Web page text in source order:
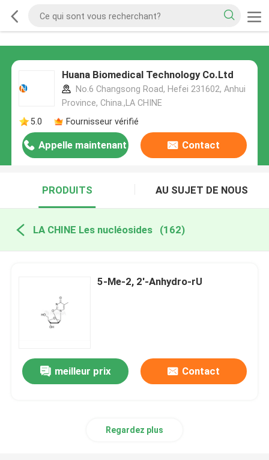
Huana Biomedical Technology Co.Ltd
No.6 Changsong Road, Hefei 231602, Anhui
Province, China.,LA CHINE
5.0
Fournisseur vérifié
Appelle maintenant Contact
PRODUITS AU SUJET DE NOUS
LA CHINE Les nucléosides (162)
5-Me-2, 2'-Anhydro-rU
meilleur prix Contact
Regardez plus